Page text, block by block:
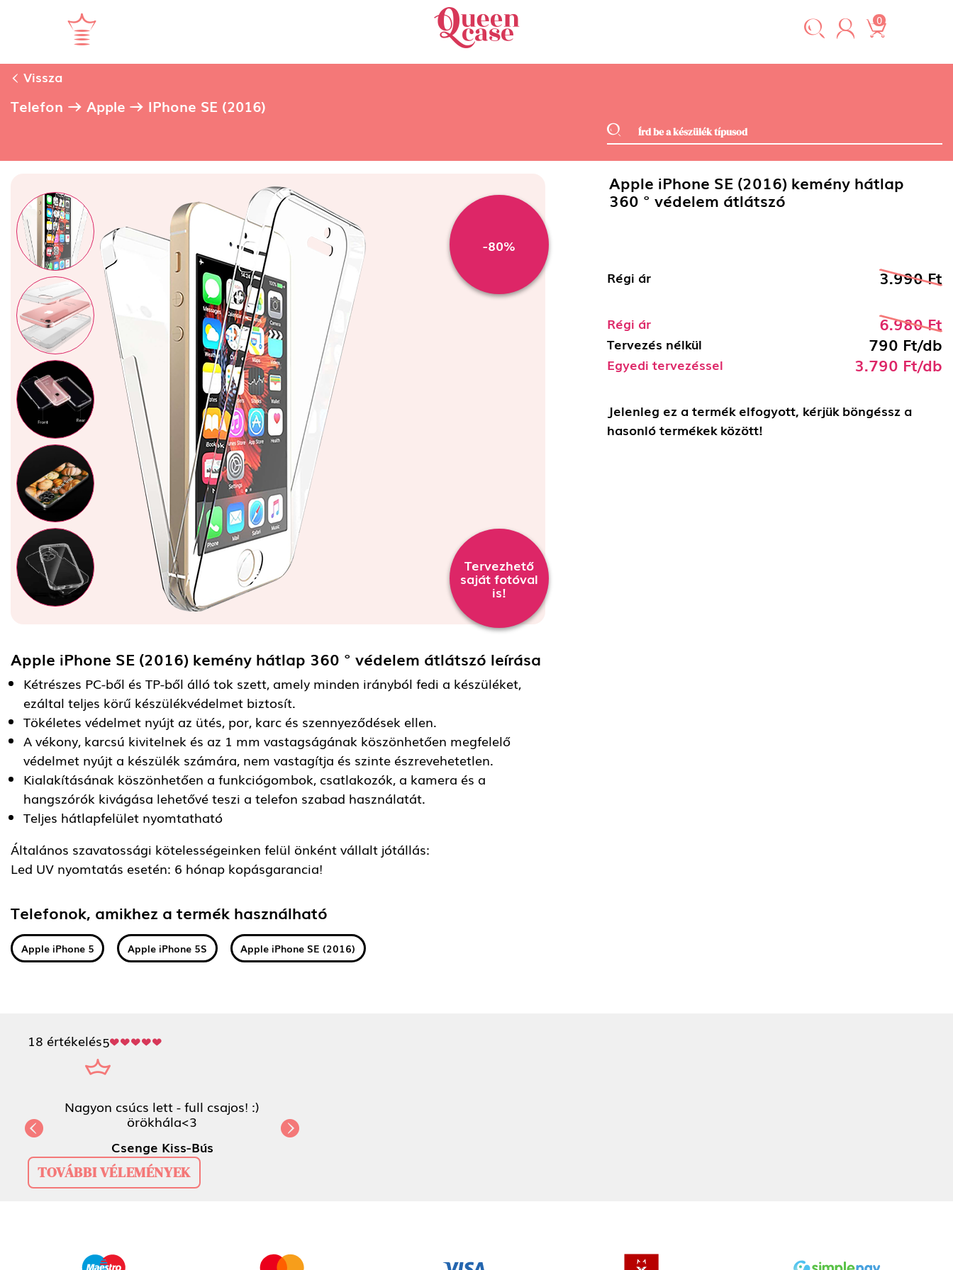
0
Vissza
Telefon Apple IPhone SE (2016)
-80%
Tervezhető
saját fotóval
is!
Apple iPhone SE (2016) kemény hátlap 360 ° védelem átlátszó leírása
Kétrészes PC-ből és TP-ből álló tok szett, amely minden irányból fedi a készüléket,
ezáltal teljes körű készülékvédelmet biztosít.
Tökéletes védelmet nyújt az ütés, por, karc és szennyeződések ellen.
A vékony, karcsú kivitelnek és az 1 mm vastagságának köszönhetően megfelelő
védelmet nyújt a készülék számára, nem vastagítja és szinte észrevehetetlen.
Kialakításának köszönhetően a funkciógombok, csatlakozók, a kamera és a
hangszórók kivágása lehetővé teszi a telefon szabad használatát.
Teljes hátlapfelület nyomtatható
Általános szavatossági kötelességeinken felül önként vállalt jótállás:
Led UV nyomtatás esetén: 6 hónap kopásgarancia!
Telefonok, amikhez a termék használható
Apple iPhone 5 Apple iPhone 5S Apple iPhone SE (2016)
Apple iPhone SE (2016) kemény hátlap
360 ° védelem átlátszó
Régi ár 3.990 Ft
Régi ár 6.980 Ft
Tervezés nélkül 790 Ft/db
Egyedi tervezéssel 3.790 Ft/db
Jelenleg ez a termék elfogyott, kérjük böngéssz a
hasonló termékek között!
18 értékelés5
Nagyon csúcs lett - full csajos! :)
örökhála<3
Csenge Kiss-Bús
Previous Next
TOVÁBBI VÉLEMÉNYEK